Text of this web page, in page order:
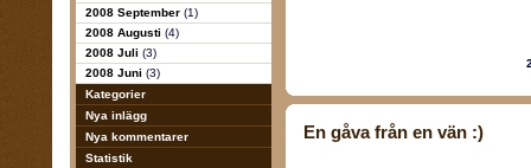
2008 September (1)
2008 Augusti (4)
2008 Juli (3)
2008 Juni (3)
Kategorier
Nya inlägg
Nya kommentarer
Statistik
En gåva från en vän :)